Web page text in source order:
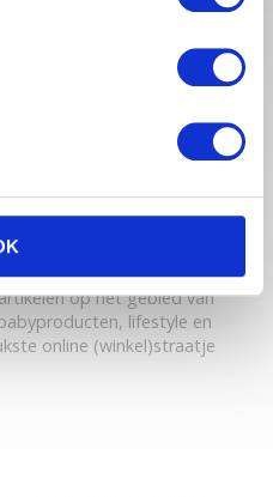
voor aanstaande en
vol
op het gebied van
lifestyle en
online (winkel)straatje